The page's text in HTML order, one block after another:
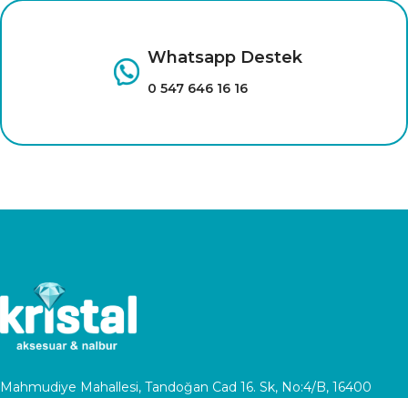
Whatsapp Destek
0 547 646 16 16
Mahmudiye Mahallesi, Tandoğan Cad 16. Sk, No:4/B, 16400